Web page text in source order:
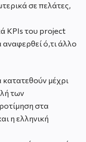
σε πελάτες,
KPIs του project
ό,τι άλλο
μέχρι
των
στα
η ελληνική